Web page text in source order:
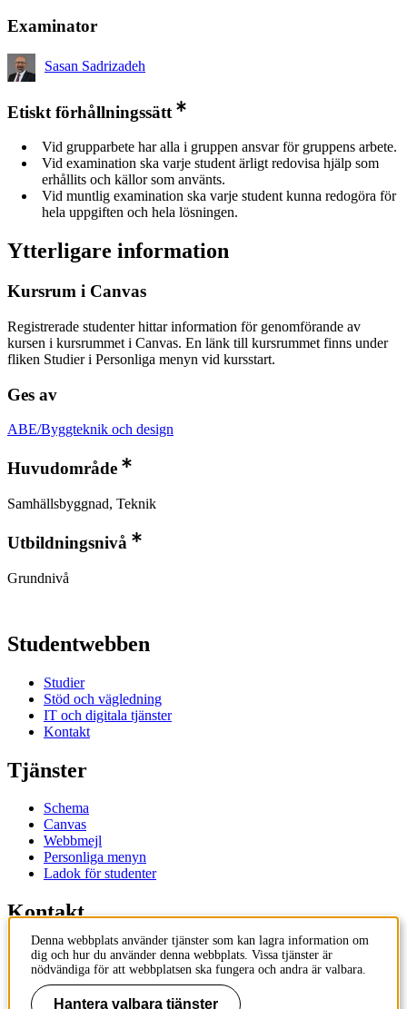
Examinator
Sasan Sadrizadeh
Etiskt förhållningssätt
Vid grupparbete har alla i gruppen ansvar för gruppens arbete.
Vid examination ska varje student ärligt redovisa hjälp som
erhållits och källor som använts.
Vid muntlig examination ska varje student kunna redogöra för
hela uppgiften och hela lösningen.
Ytterligare information
Kursrum i Canvas
Registrerade studenter hittar information för genomförande av
kursen i kursrummet i Canvas. En länk till kursrummet finns under
fliken Studier i Personliga menyn vid kursstart.
Ges av
ABE/Byggteknik och design
Huvudområde
Samhällsbyggnad, Teknik
Utbildningsnivå
Grundnivå
Studentwebben
Studier
Stöd och vägledning
IT och digitala tjänster
Kontakt
Tjänster
Schema
Canvas
Webbmejl
Personliga menyn
Ladok för studenter
Kontakt
Kontakta utbildningsprogram
Kontakta kurs
IT-support
KTH Entré
Denna webbplats använder tjänster som kan lagra information om
dig och hur du använder denna webbplats. Vissa tjänster är
nödvändiga för att webbplatsen ska fungera och andra är valbara.
Hantera valbara tjänster